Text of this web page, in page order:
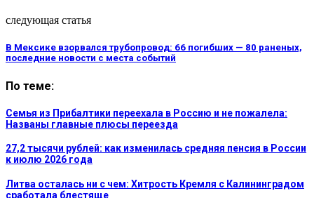
следующая статья
В Мексике взорвался трубопровод: 66 погибших — 80 раненых,
последние новости с места событий
По теме:
Семья из Прибалтики переехала в Россию и не пожалела:
Названы главные плюсы переезда
27,2 тысячи рублей: как изменилась средняя пенсия в России
к июлю 2026 года
Литва осталась ни с чем: Хитрость Кремля с Калининградом
сработала блестяще